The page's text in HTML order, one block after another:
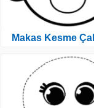
Makas Kesme